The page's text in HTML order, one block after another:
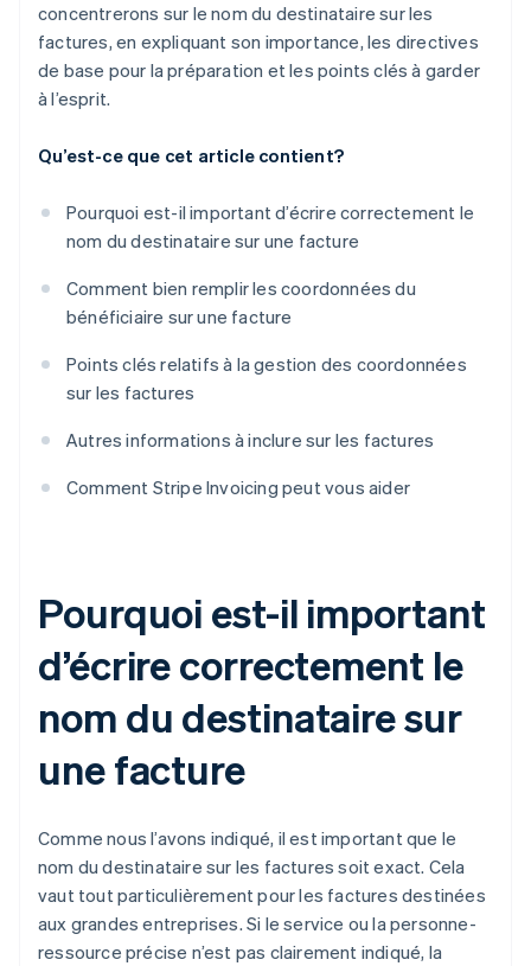
concentrerons sur le nom du destinataire sur les
factures, en expliquant son importance, les directives
de base pour la préparation et les points clés à garder
à l’esprit.
Qu’est-ce que cet article contient?
Pourquoi est-il important d’écrire correctement le
nom du destinataire sur une facture
Comment bien remplir les coordonnées du
bénéficiaire sur une facture
Points clés relatifs à la gestion des coordonnées
sur les factures
Autres informations à inclure sur les factures
Comment Stripe Invoicing peut vous aider
Pourquoi est-il important
d’écrire correctement le
nom du destinataire sur
une facture
Comme nous l’avons indiqué, il est important que le
nom du destinataire sur les factures soit exact. Cela
vaut tout particulièrement pour les factures destinées
aux grandes entreprises. Si le service ou la personne-
ressource précise n’est pas clairement indiqué, la